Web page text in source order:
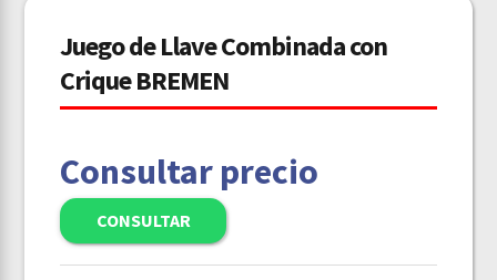
Juego de Llave Combinada con
Crique BREMEN
Consultar precio
CONSULTAR